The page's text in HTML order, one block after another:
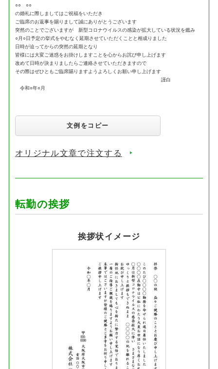
○○ ○○
の婚礼に際しましてはご祝福をいただき
ご臨席のお返事を賜りまして誠にありがとうございます
突然のことでございますが 新型コロナウイルスの感染が拡大している状況を鑑み
○月○日予定の挙式をやむなく延期させていただくことと相成りました
日時が迫ってからの突然の延期となり
皆様には大変ご迷惑をお掛けしますことを心からお詫び申し上げます
改めて日時が決まりましたらご連絡させていただきますので
その際はぜひともご臨席賜りますようよろしくお願い申し上げます
謹白
令和○年○月
文例をコピー
オリジナル文章で注文する
転勤の挨拶
挨拶状イメージ